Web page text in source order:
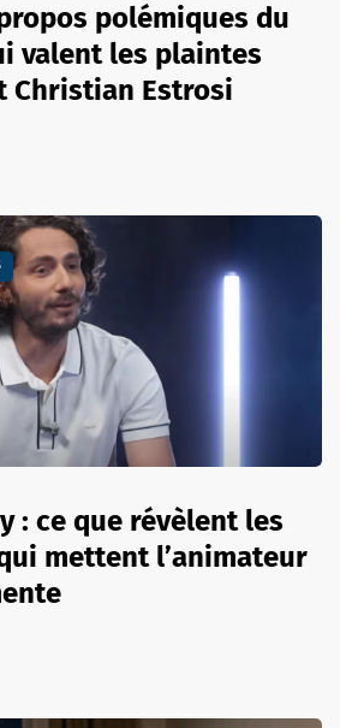
polémiques du
valent les plaintes
Christian Estrosi
: ce que révèlent les
mettent l’animateur